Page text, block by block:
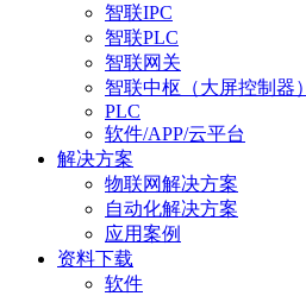
智联IPC
智联PLC
智联网关
智联中枢（大屏控制器）
PLC
软件/APP/云平台
解决方案
物联网解决方案
自动化解决方案
应用案例
资料下载
软件